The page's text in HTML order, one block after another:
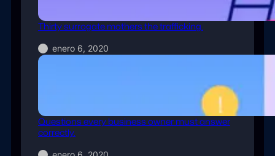
Thirty surrogate mothers the trafficking.
enero 6, 2020
Questions every business owner must answer
correctly.